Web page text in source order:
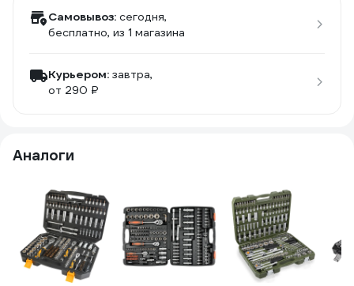
Самовывоз: сегодня,
бесплатно, из 1 магазина
Курьером: завтра,
от 290 ₽
Аналоги